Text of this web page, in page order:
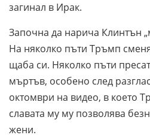
загинал в Ирак.
Започна да нарича Клинтън
На няколко пъти Тръмп
щаба си. Няколко пъти
мъртъв, особено след
октомври на видео, в което
славата му му позволява
жени.